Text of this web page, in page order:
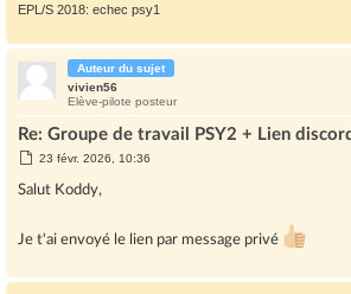
EPL/S 2018: echec psy1
Auteur du sujet
vivien56
Elève-pilote posteur
Re: Groupe de travail PSY2 + Lien discord
M
s
s
e
23 févr. 2026, 10:36
Salut Koddy,
Je t'ai envoyé le lien par message privé